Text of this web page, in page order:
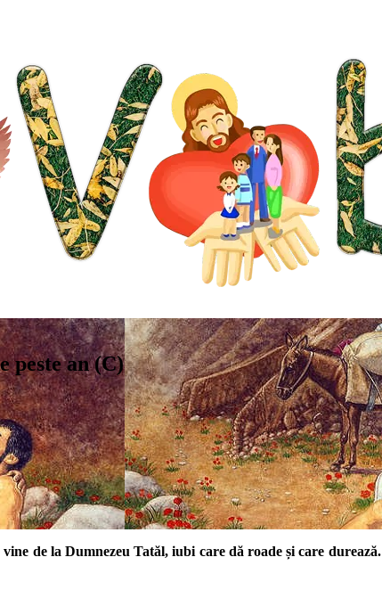
peste an (C)
de la Dumnezeu Tatăl, iubi care dă roade și care